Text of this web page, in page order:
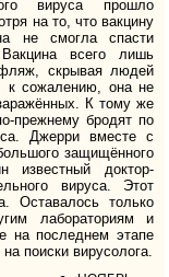
вируса прошло
на то, что вакцину
не смогла спасти
всего лишь
скрывая людей
к сожалению, она не
К тому же
прежнему бродят по
Джерри вместе с
защищённого
доктор-
вируса. Этот
Оставалось только
лабораториям и
на последнем этапе
поиски вирусолога.